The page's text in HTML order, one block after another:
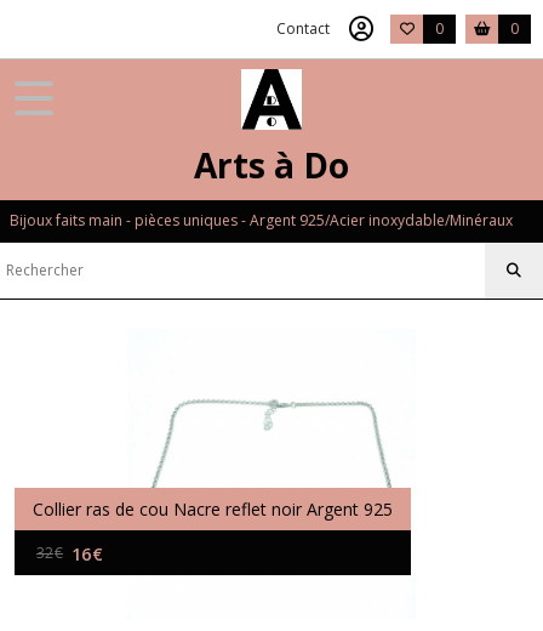
Contact 0 0
Arts à Do
Bijoux faits main - pièces uniques - Argent 925/Acier inoxydable/Minéraux
Collier ras de cou Nacre reflet noir Argent 925
32€ 16€